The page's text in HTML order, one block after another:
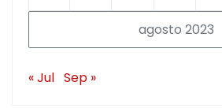
agosto 2023
« Jul Sep »